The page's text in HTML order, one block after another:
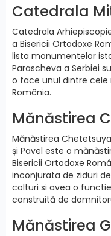
Catedrala
Catedrala
a Bisericii Ortodoxe
lista monumentelor
Parascheva a Serbiei
o face unul dintre cele
România.
Mănăstirea
Mănăstirea
și Pavel este o
Bisericii Ortodoxe
inconjurata de ziduri
colturi si avea o
construită de
Mănăstirea